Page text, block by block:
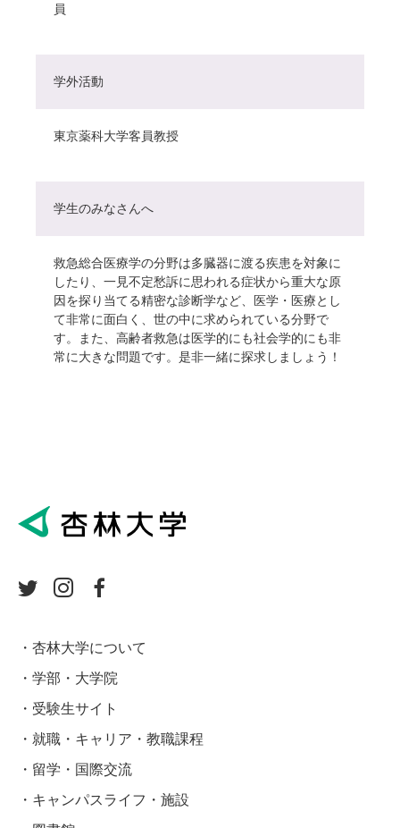
員
学外活動
東京薬科大学客員教授
学生のみなさんへ
救急総合医療学の分野は多臓器に渡る疾患を対象に
したり、一見不定愁訴に思われる症状から重大な原
因を探り当てる精密な診断学など、医学・医療とし
て非常に面白く、世の中に求められている分野で
す。また、高齢者救急は医学的にも社会学的にも非
常に大きな問題です。是非一緒に探求しましょう！
杏林大学について
学部・大学院
受験生サイト
就職・キャリア・教職課程
留学・国際交流
キャンパスライフ・施設